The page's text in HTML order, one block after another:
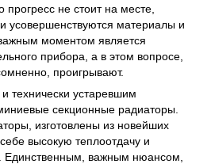
не стоит на месте,
усовершенствуются материалы и
моментом является
прибора, а в этом вопросе,
проигрывают.
технически устаревшим
секционные радиаторы.
изготовлены из новейших
высокую теплоотдачу и
Единственным, важным нюансом,